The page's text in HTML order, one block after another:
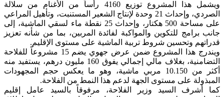
ويشمل هذا المشروع توزيع 4160 رأساً من الأغنام من سلالة
الصردي، وإحداث 21 وحدة لإنتاج الشعير المستنبت، وتأهيل المراعي
على مساحة 500 هكتار، وإحداث 25 نقطة ماء لسقي الماشية، إلى
جانب برامج للتكوين والمواكبة لفائدة المربين، بما من شأنه تعزيز
قدراتهم وتحسين شروط تربية الماشية على مستوى الإقليم.
ويندرج هذا المشروع ضمن عرض جهوي يضم 15 مشروعاً للفلاحة
التضامنية، بغلاف مالي إجمالي يفوق 160 مليون درهم، يستفيد منه
أكثر من 10.150 مربي ماشية، وهو ما يعكس حجم المجهودات
المبذولة على مستوى الجهة لدعم هذا النمط من الفلاحة.
كما أشرف السيد وزير الفلاحة، مرفوقاً بالسيد عامل إقليم